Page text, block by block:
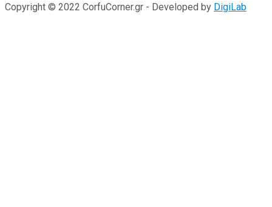
Copyright © 2022 CorfuCorner.gr - Developed by DigiLab